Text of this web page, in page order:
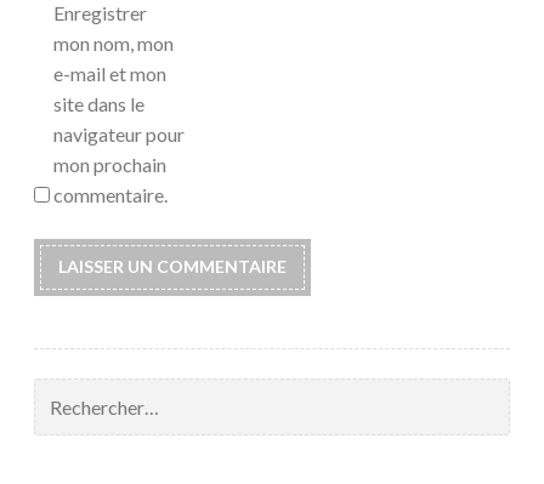
Enregistrer
mon nom, mon
e-mail et mon
site dans le
navigateur pour
mon prochain
commentaire.